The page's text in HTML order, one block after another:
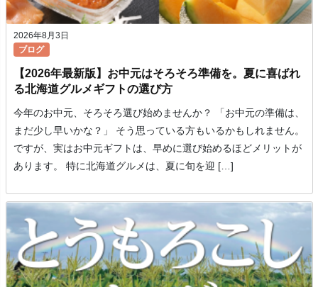
2026年8月3日
ブログ
【2026年最新版】お中元はそろそろ準備を。夏に喜ばれ
る北海道グルメギフトの選び方
今年のお中元、そろそろ選び始めませんか？ 「お中元の準備は、
まだ少し早いかな？」 そう思っている方もいるかもしれません。
ですが、実はお中元ギフトは、早めに選び始めるほどメリットが
あります。 特に北海道グルメは、夏に旬を迎 […]